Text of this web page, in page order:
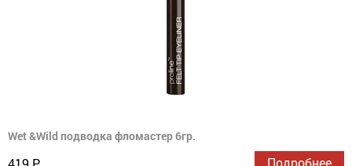
Wet &Wild подводка фломастер 6гр.